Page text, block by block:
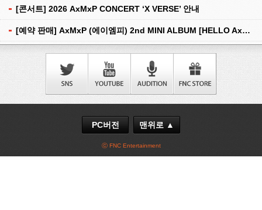
[콘서트] 2026 AxMxP CONCERT ‘X VERSE’ 안내
[예약 판매] AxMxP (에이엠피) 2nd MINI ALBUM [HELLO AxMxP] 예약 판매 안내
PC버전 맨위로 ▲
ⓒ FNC Entertainment